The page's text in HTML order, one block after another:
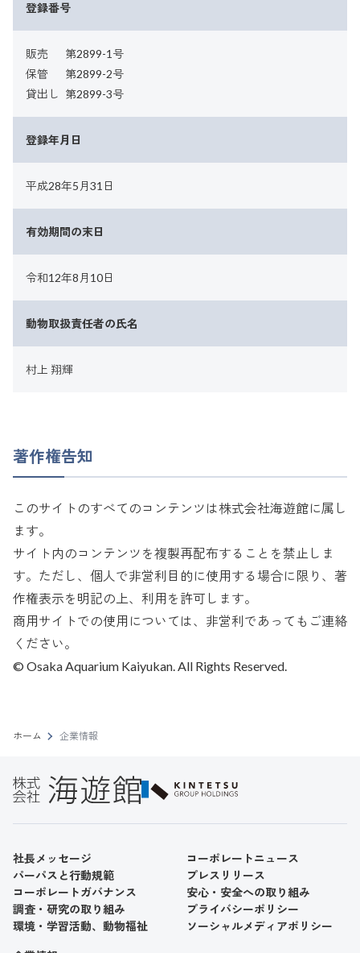
登録番号
販売
第2899-1号
保管
第2899-2号
貸出し 第2899-3号
登録年月日
平成28年5月31日
有効期間の末日
令和12年8月10日
動物取扱責任者の氏名
村上 翔輝
著作権告知
このサイトのすべてのコンテンツは株式会社海遊館に属し
ます。
サイト内のコンテンツを複製再配布することを禁止しま
す。ただし、個人で非営利目的に使用する場合に限り、著
作権表示を明記の上、利用を許可します。
商用サイトでの使用については、非営利であってもご連絡
ください。
© Osaka Aquarium Kaiyukan. All Rights Reserved.
ホーム 企業情報
社長メッセージ
パーパスと行動規範
コーポレートガバナンス
調査・研究の取り組み
環境・学習活動、動物福祉
コーポレートニュース
プレスリリース
安心・安全への取り組み
プライバシーポリシー
ソーシャルメディアポリシー